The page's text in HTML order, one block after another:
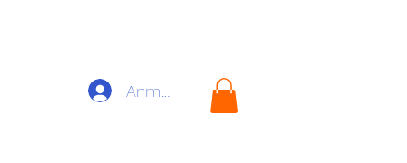
Anmelden